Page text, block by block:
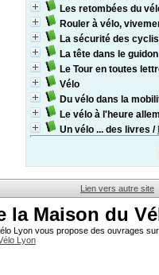
Les retombées du
Rouler à vélo,
La sécurité des
La tête dans le
Le Tour en toutes
Vélo
Du vélo dans la
Le vélo à l'heure
Un vélo ... des livres /
Lien vers autre site
la Maison du
Lyon vous propose des ouvrages
Lyon